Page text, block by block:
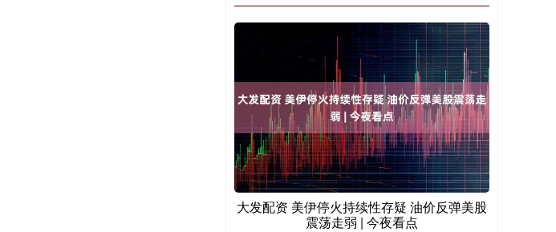
大发配资 美伊停火持续性存疑 油价反弹美股
震荡走弱 | 今夜看点